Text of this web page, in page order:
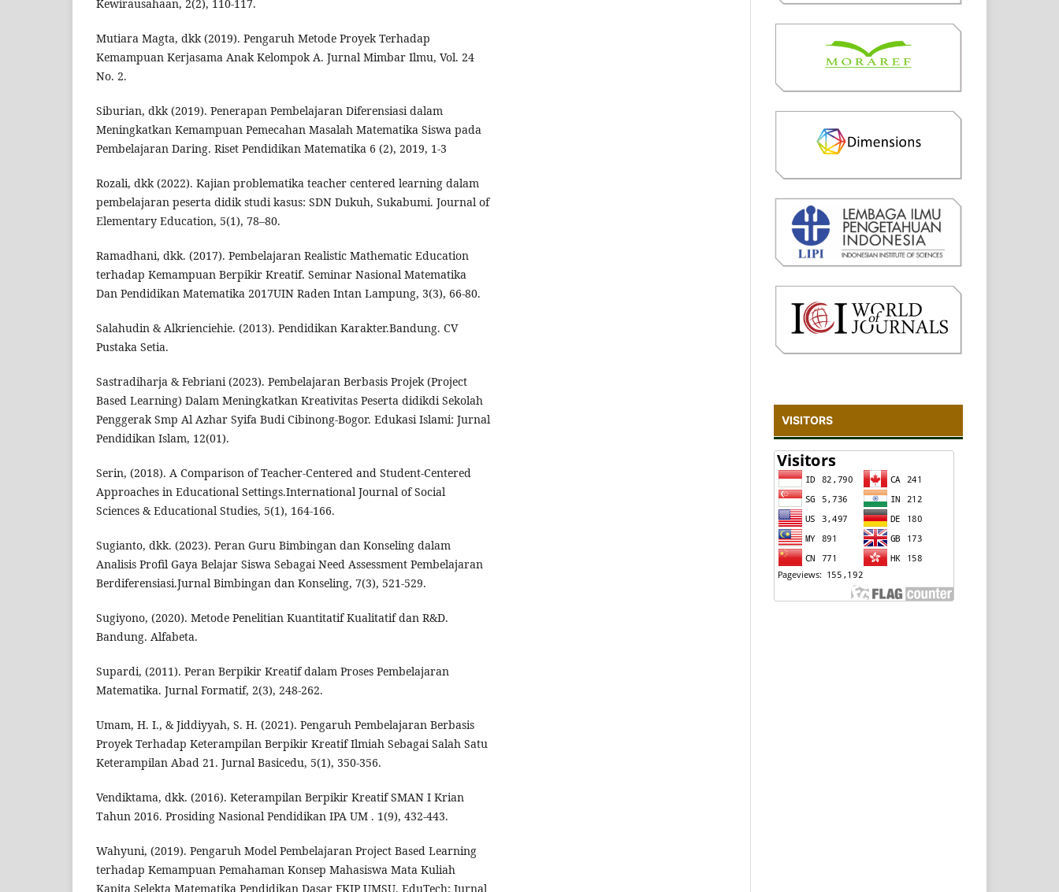
Kewirausahaan, 2(2), 110-117.
Mutiara Magta, dkk (2019). Pengaruh Metode Proyek Terhadap
Kemampuan Kerjasama Anak Kelompok A. Jurnal Mimbar Ilmu, Vol. 24
No. 2.
Siburian, dkk (2019). Penerapan Pembelajaran Diferensiasi dalam
Meningkatkan Kemampuan Pemecahan Masalah Matematika Siswa pada
Pembelajaran Daring. Riset Pendidikan Matematika 6 (2), 2019, 1-3
Rozali, dkk (2022). Kajian problematika teacher centered learning dalam
pembelajaran peserta didik studi kasus: SDN Dukuh, Sukabumi. Journal of
Elementary Education, 5(1), 78–80.
Ramadhani, dkk. (2017). Pembelajaran Realistic Mathematic Education
terhadap Kemampuan Berpikir Kreatif. Seminar Nasional Matematika
Dan Pendidikan Matematika 2017UIN Raden Intan Lampung, 3(3), 66-80.
Salahudin & Alkrienciehie. (2013). Pendidikan Karakter.Bandung. CV
Pustaka Setia.
Sastradiharja & Febriani (2023). Pembelajaran Berbasis Projek (Project
Based Learning) Dalam Meningkatkan Kreativitas Peserta didikdi Sekolah
Penggerak Smp Al Azhar Syifa Budi Cibinong-Bogor. Edukasi Islami: Jurnal
Pendidikan Islam, 12(01).
Serin, (2018). A Comparison of Teacher-Centered and Student-Centered
Approaches in Educational Settings.International Journal of Social
Sciences & Educational Studies, 5(1), 164-166.
Sugianto, dkk. (2023). Peran Guru Bimbingan dan Konseling dalam
Analisis Profil Gaya Belajar Siswa Sebagai Need Assessment Pembelajaran
Berdiferensiasi.Jurnal Bimbingan dan Konseling, 7(3), 521-529.
Sugiyono, (2020). Metode Penelitian Kuantitatif Kualitatif dan R&D.
Bandung. Alfabeta.
Supardi, (2011). Peran Berpikir Kreatif dalam Proses Pembelajaran
Matematika. Jurnal Formatif, 2(3), 248-262.
Umam, H. I., & Jiddiyyah, S. H. (2021). Pengaruh Pembelajaran Berbasis
Proyek Terhadap Keterampilan Berpikir Kreatif Ilmiah Sebagai Salah Satu
Keterampilan Abad 21. Jurnal Basicedu, 5(1), 350-356.
Vendiktama, dkk. (2016). Keterampilan Berpikir Kreatif SMAN I Krian
Tahun 2016. Prosiding Nasional Pendidikan IPA UM . 1(9), 432-443.
Wahyuni, (2019). Pengaruh Model Pembelajaran Project Based Learning
terhadap Kemampuan Pemahaman Konsep Mahasiswa Mata Kuliah
Kapita Selekta Matematika Pendidikan Dasar FKIP UMSU. EduTech: Jurnal
VISITORS